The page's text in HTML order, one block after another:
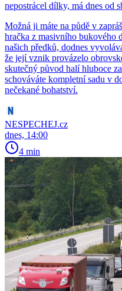
nepostrácel dílky, má dnes od
Možná ji máte na půdě v
hračka z masivního bukového
našich předků, dodnes
že její vznik provázelo
skutečný původ halí hluboce
schováváte kompletní sadu v
nečekané bohatství.
NESPECHEJ.cz
dnes, 14:00
4 min